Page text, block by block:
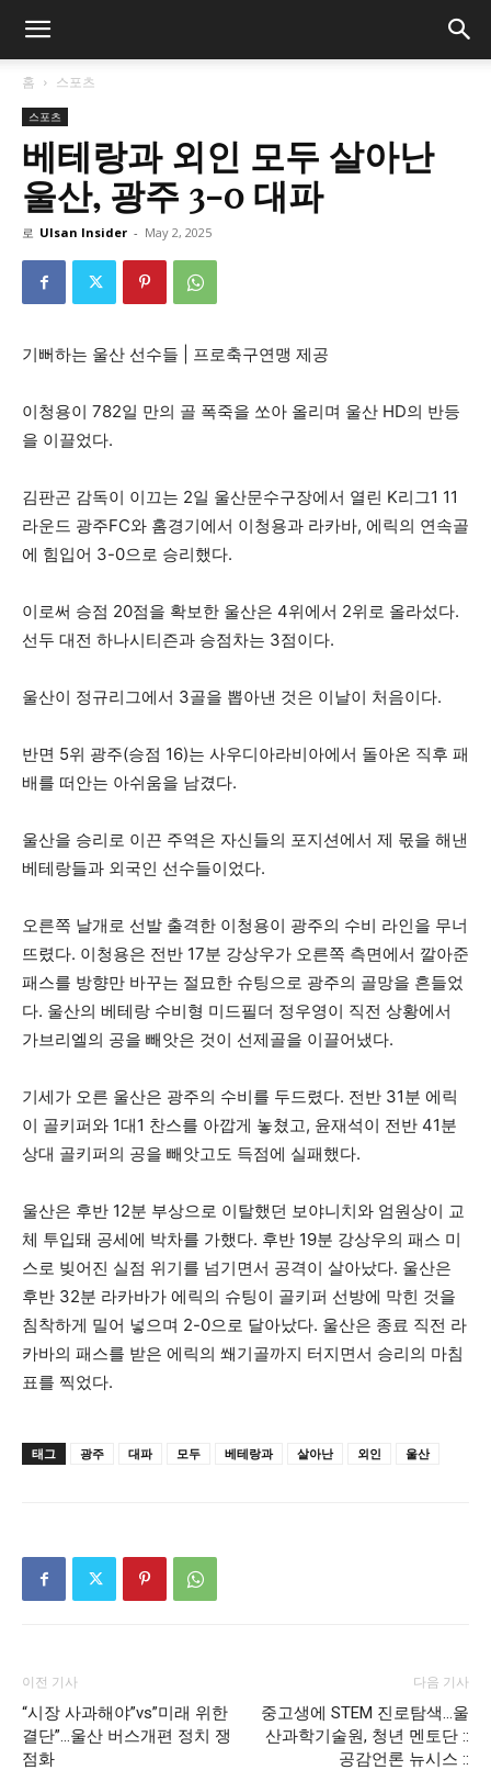
홈 스포츠
스포츠
베테랑과 외인 모두 살아난
울산, 광주 3-0 대파
로 Ulsan Insider - May 2, 2025
기뻐하는 울산 선수들 | 프로축구연맹 제공
이청용이 782일 만의 골 폭죽을 쏘아 올리며 울산 HD의 반등
을 이끌었다.
김판곤 감독이 이끄는 2일 울산문수구장에서 열린 K리그1 11
라운드 광주FC와 홈경기에서 이청용과 라카바, 에릭의 연속골
에 힘입어 3-0으로 승리했다.
이로써 승점 20점을 확보한 울산은 4위에서 2위로 올라섰다.
선두 대전 하나시티즌과 승점차는 3점이다.
울산이 정규리그에서 3골을 뽑아낸 것은 이날이 처음이다.
반면 5위 광주(승점 16)는 사우디아라비아에서 돌아온 직후 패
배를 떠안는 아쉬움을 남겼다.
울산을 승리로 이끈 주역은 자신들의 포지션에서 제 몫을 해낸
베테랑들과 외국인 선수들이었다.
오른쪽 날개로 선발 출격한 이청용이 광주의 수비 라인을 무너
뜨렸다. 이청용은 전반 17분 강상우가 오른쪽 측면에서 깔아준
패스를 방향만 바꾸는 절묘한 슈팅으로 광주의 골망을 흔들었
다. 울산의 베테랑 수비형 미드필더 정우영이 직전 상황에서
가브리엘의 공을 빼앗은 것이 선제골을 이끌어냈다.
기세가 오른 울산은 광주의 수비를 두드렸다. 전반 31분 에릭
이 골키퍼와 1대1 찬스를 아깝게 놓쳤고, 윤재석이 전반 41분
상대 골키퍼의 공을 빼앗고도 득점에 실패했다.
울산은 후반 12분 부상으로 이탈했던 보야니치와 엄원상이 교
체 투입돼 공세에 박차를 가했다. 후반 19분 강상우의 패스 미
스로 빚어진 실점 위기를 넘기면서 공격이 살아났다. 울산은
후반 32분 라카바가 에릭의 슈팅이 골키퍼 선방에 막힌 것을
침착하게 밀어 넣으며 2-0으로 달아났다. 울산은 종료 직전 라
카바의 패스를 받은 에릭의 쐐기골까지 터지면서 승리의 마침
표를 찍었다.
태그 광주 대파 모두 베테랑과 살아난 외인 울산
이전 기사
“시장 사과해야”vs”미래 위한
결단”…울산 버스개편 정치 쟁
점화
다음 기사
중고생에 STEM 진로탐색…울
산과학기술원, 청년 멘토단 ::
공감언론 뉴시스 ::